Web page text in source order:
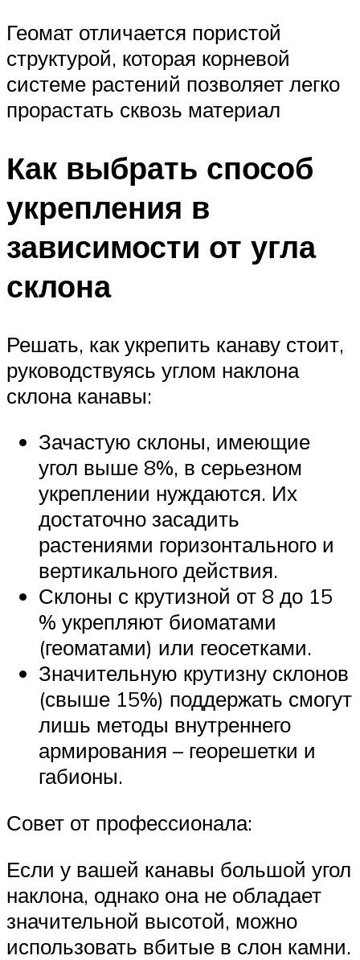
Геомат отличается пористой
структурой, которая корневой
системе растений позволяет легко
прорастать сквозь материал
Как выбрать способ
укрепления в
зависимости от угла
склона
Решать, как укрепить канаву стоит,
руководствуясь углом наклона
склона канавы:
Зачастую склоны, имеющие
угол выше 8%, в серьезном
укреплении нуждаются. Их
достаточно засадить
растениями горизонтального и
вертикального действия.
Склоны с крутизной от 8 до 15
% укрепляют биоматами
(геоматами) или геосетками.
Значительную крутизну склонов
(свыше 15%) поддержать смогут
лишь методы внутреннего
армирования – георешетки и
габионы.
Совет от профессионала:
Если у вашей канавы большой угол
наклона, однако она не обладает
значительной высотой, можно
использовать вбитые в слон камни.